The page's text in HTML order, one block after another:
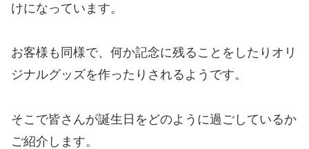
けになっています。
お客様も同様で、何か記念に残ることをしたりオリ
ジナルグッズを作ったりされるようです。
そこで皆さんが誕生日をどのように過ごしているか
ご紹介します。